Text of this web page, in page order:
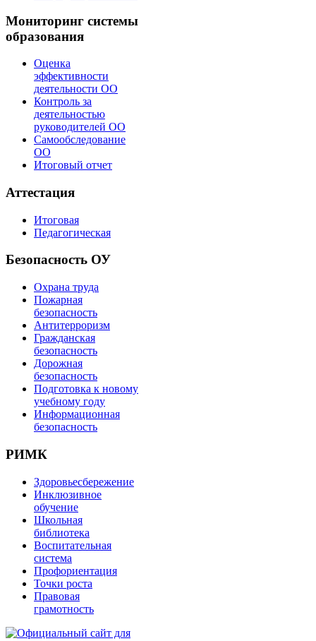
Мониторинг системы
образования
Оценка
эффективности
деятельности ОО
Контроль за
деятельностью
руководителей ОО
Самообследование
ОО
Итоговый отчет
Аттестация
Итоговая
Педагогическая
Безопасность ОУ
Охрана труда
Пожарная
безопасность
Антитерроризм
Гражданская
безопасность
Дорожная
безопасность
Подготовка к новому
учебному году
Информационная
безопасность
РИМК
Здоровьесбережение
Инклюзивное
обучение
Школьная
библиотека
Воспитательная
система
Профориентация
Точки роста
Правовая
грамотность